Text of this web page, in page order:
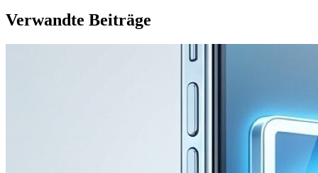
Verwandte Beiträge